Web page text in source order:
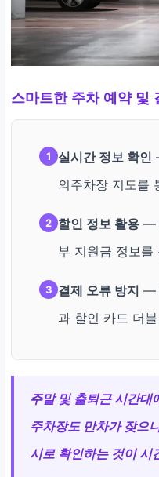
스마트한 주차 예약 및
1 실시간 정보 확인
의주차장 지도를
2 할인 정보 활용 —
부 지원금 정보를
3 결제 오류 방지 —
과 할인 카드 더
주말 및 출퇴근 시간대
주차장도 만차가 잦으
시로 확인하는 것이 시